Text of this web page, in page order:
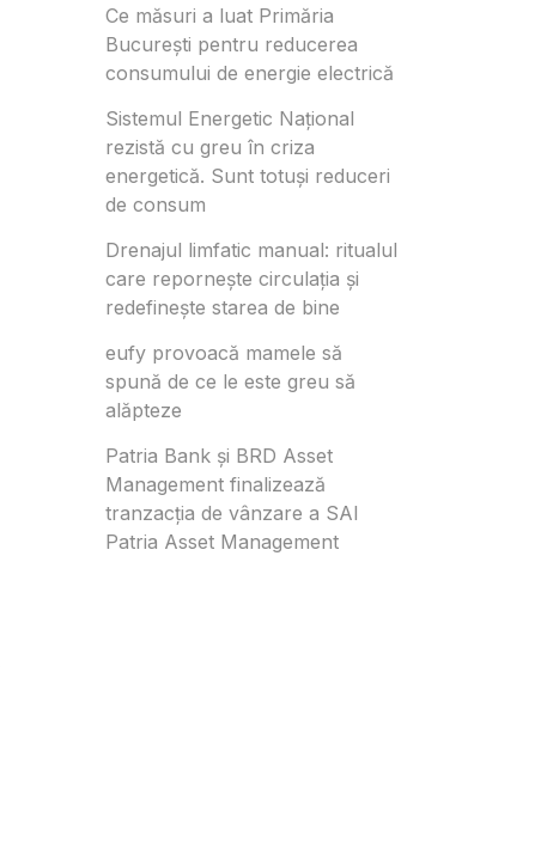
Ce măsuri a luat Primăria
București pentru reducerea
consumului de energie electrică
Sistemul Energetic Național
rezistă cu greu în criza
energetică. Sunt totuși reduceri
de consum
Drenajul limfatic manual: ritualul
care repornește circulația și
redefinește starea de bine
eufy provoacă mamele să
spună de ce le este greu să
alăpteze
Patria Bank și BRD Asset
Management finalizează
tranzacția de vânzare a SAI
Patria Asset Management